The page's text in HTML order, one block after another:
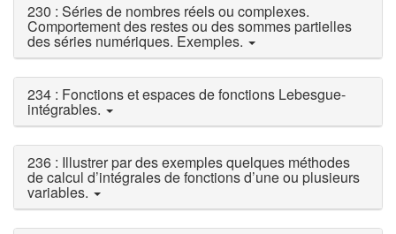
230 : Séries de nombres réels ou complexes.
Comportement des restes ou des sommes partielles
des séries numériques. Exemples.
234 : Fonctions et espaces de fonctions Lebesgue-
intégrables.
236 : Illustrer par des exemples quelques méthodes
de calcul d’intégrales de fonctions d’une ou plusieurs
variables.